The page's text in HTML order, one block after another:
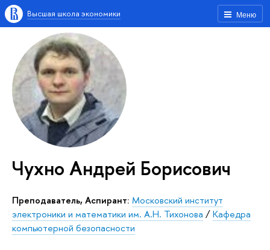
Меню
Высшая школа экономики
Чухно Андрей Борисович
Преподаватель, Аспирант: Московский институт
электроники и математики им. А.Н. Тихонова /Кафедра
компьютерной безопасности